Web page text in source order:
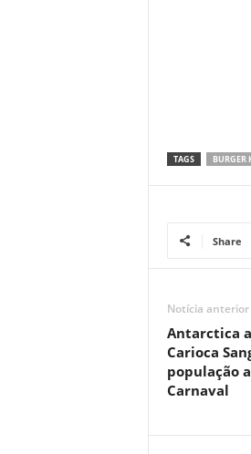
TAGS BURGER
Share
Notícia anterior
Antarctica
Carioca
população
Carnaval